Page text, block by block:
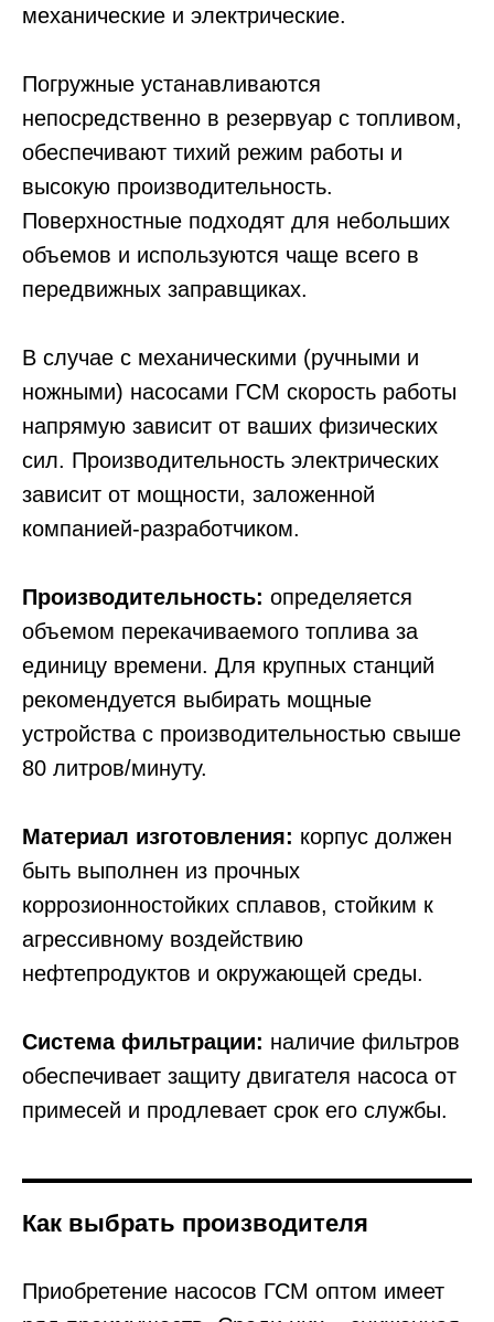
механические и электрические.
Погружные устанавливаются
непосредственно в резервуар с топливом,
обеспечивают тихий режим работы и
высокую производительность.
Поверхностные подходят для небольших
объемов и используются чаще всего в
передвижных заправщиках.
В случае с механическими (ручными и
ножными) насосами ГСМ скорость работы
напрямую зависит от ваших физических
сил. Производительность электрических
зависит от мощности, заложенной
компанией-разработчиком.
Производительность: определяется
объемом перекачиваемого топлива за
единицу времени. Для крупных станций
рекомендуется выбирать мощные
устройства с производительностью свыше
80 литров/минуту.
Материал изготовления: корпус должен
быть выполнен из прочных
коррозионностойких сплавов, стойким к
агрессивному воздействию
нефтепродуктов и окружающей среды.
Система фильтрации: наличие фильтров
обеспечивает защиту двигателя насоса от
примесей и продлевает срок его службы.
Как выбрать производителя
Приобретение насосов ГСМ оптом имеет